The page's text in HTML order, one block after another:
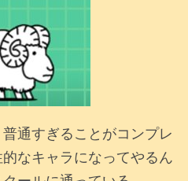
通すぎることがコンプレ
なキャラになってやるん